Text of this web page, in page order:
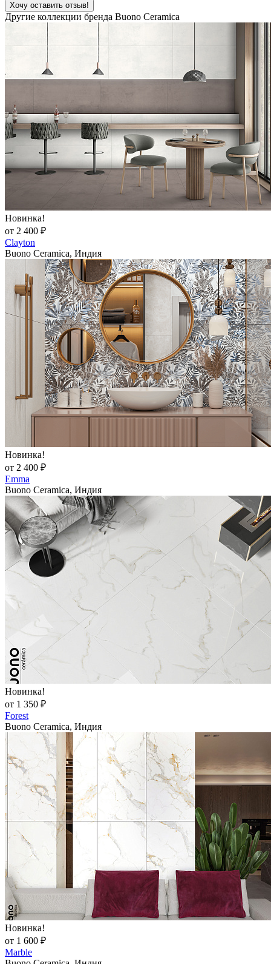
Хочу оставить отзыв!
Другие коллекции бренда Buono Ceramica
Новинка!
от 2 400 ₽
Clayton
Buono Ceramica, Индия
Новинка!
от 2 400 ₽
Emma
Buono Ceramica, Индия
Новинка!
от 1 350 ₽
Forest
Buono Ceramica, Индия
Новинка!
от 1 600 ₽
Marble